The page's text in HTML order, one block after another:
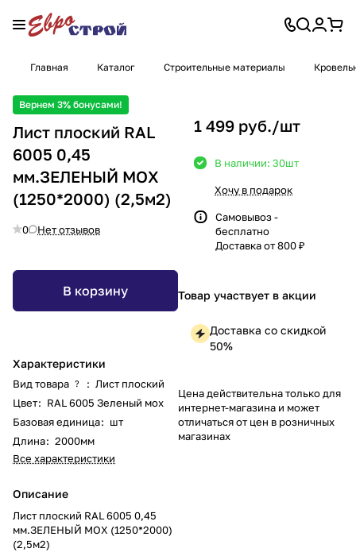
Главная Каталог Строительные материалы
Вернем 3% бонусами!
Лист плоский RAL
6005 0,45
мм.ЗЕЛЕНЫЙ МОХ
(1250*2000) (2,5м2)
0 Нет отзывов
В корзину
Характеристики
Вид товара ? : Лист плоский
Цвет: RAL 6005 Зеленый мох
Базовая единица: шт
Длина: 2000мм
Все характеристики
Описание
Лист плоский RAL 6005 0,45
мм.ЗЕЛЕНЫЙ МОХ (1250*2000)
(2,5м2)
1 499 руб./шт
В наличии: 30шт
Хочу в подарок
Самовывоз -
бесплатно
Доставка от 800 ₽
Товар участвует в акции
Доставка со скидкой
50%
Цена действительна только для
интернет-магазина и может
отличаться от цен в розничных
магазинах